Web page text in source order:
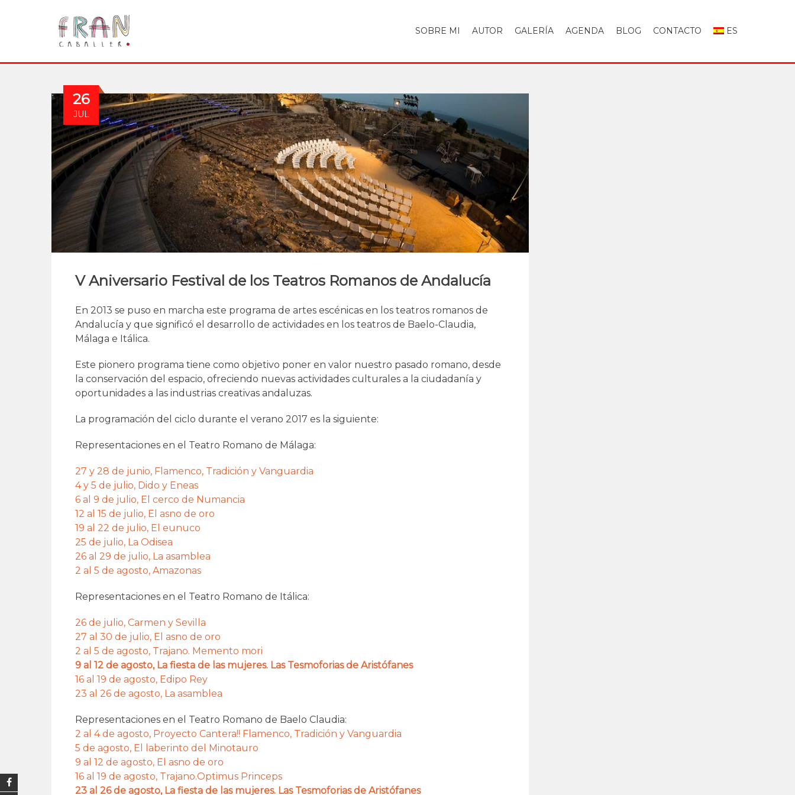
SOBRE MI AUTOR GALERÍA AGENDA BLOG CONTACTO ES
26
JUL
V Aniversario Festival de los Teatros Romanos de Andalucía
En 2013 se puso en marcha este programa de artes escénicas en los teatros romanos de
Andalucía y que significó el desarrollo de actividades en los teatros de Baelo-Claudia,
Málaga e Itálica.
Este pionero programa tiene como objetivo poner en valor nuestro pasado romano, desde
la conservación del espacio, ofreciendo nuevas actividades culturales a la ciudadanía y
oportunidades a las industrias creativas andaluzas.
La programación del ciclo durante el verano 2017 es la siguiente:
Representaciones en el Teatro Romano de Málaga:
27 y 28 de junio, Flamenco, Tradición y Vanguardia
4 y 5 de julio, Dido y Eneas
6 al 9 de julio, El cerco de Numancia
12 al 15 de julio, El asno de oro
19 al 22 de julio, El eunuco
25 de julio, La Odisea
26 al 29 de julio, La asamblea
2 al 5 de agosto, Amazonas
Representaciones en el Teatro Romano de Itálica:
26 de julio, Carmen y Sevilla
27 al 30 de julio, El asno de oro
2 al 5 de agosto, Trajano. Memento mori
9 al 12 de agosto, La fiesta de las mujeres. Las Tesmoforias de Aristófanes
16 al 19 de agosto, Edipo Rey
23 al 26 de agosto, La asamblea
Representaciones en el Teatro Romano de Baelo Claudia:
2 al 4 de agosto, Proyecto Cantera!! Flamenco, Tradición y Vanguardia
5 de agosto, El laberinto del Minotauro
9 al 12 de agosto, El asno de oro
16 al 19 de agosto, Trajano.Optimus Princeps
23 al 26 de agosto, La fiesta de las mujeres. Las Tesmoforias de Aristófanes